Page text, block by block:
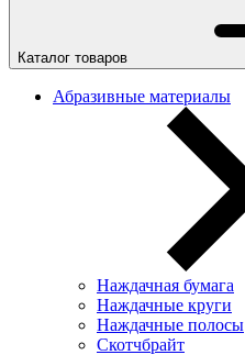
Каталог товаров
Абразивные материалы
Наждачная бумага
Наждачные круги
Наждачные полосы
Скотчбрайт